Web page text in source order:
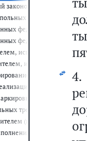
об
правил,
федеральным
федеральным
исполнителем
исполнителем
соответствия
продукции,
продукции,
требований к
(исполнителем,
работ по